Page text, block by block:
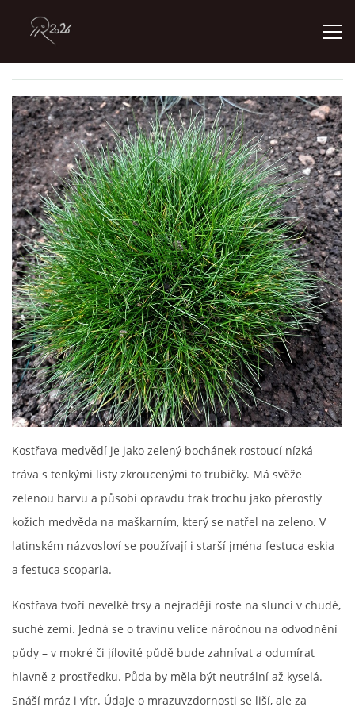
ÚVOD
GALERIE
KONTAKT
© 2026 eStránky.cz
Kostřava medvědí je jako zelený bochánek rostoucí nízká
tráva s tenkými listy zkroucenými to trubičky. Má svěže
zelenou barvu a působí opravdu trak trochu jako přerostlý
kožich medvěda na maškarním, který se natřel na zeleno. V
latinském názvosloví se používají i starší jména festuca eskia
a festuca scoparia.
Kostřava tvoří nevelké trsy a nejraději roste na slunci v chudé,
suché zemi. Jedná se o travinu velice náročnou na odvodnění
půdy – v mokré či jílovité půdě bude zahnívat a odumírat
hlavně z prostředku. Půda by měla být neutrální až kyselá.
Snáší mráz i vítr. Údaje o mrazuvzdornosti se liší, ale za